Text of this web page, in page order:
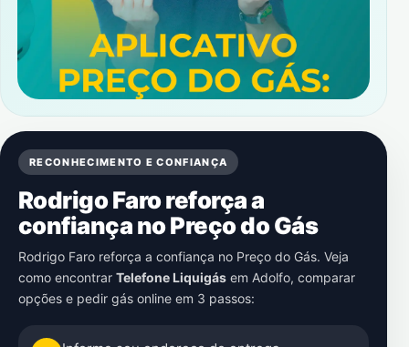
RECONHECIMENTO E CONFIANÇA
Rodrigo Faro reforça a
confiança no Preço do Gás
Rodrigo Faro reforça a confiança no Preço do Gás. Veja
como encontrar Telefone Liquigás em Adolfo, comparar
opções e pedir gás online em 3 passos: